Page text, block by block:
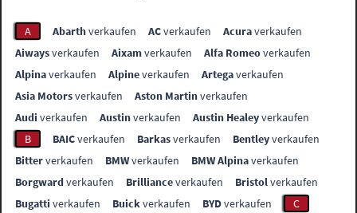
A Abarthverkaufen ACverkaufen Acuraverkaufen
Aiwaysverkaufen Aixamverkaufen Alfa Romeoverkaufen
Alpinaverkaufen Alpineverkaufen Artegaverkaufen
Asia Motorsverkaufen Aston Martinverkaufen
Audi verkaufen Austinverkaufen Austin Healeyverkaufen
B
BAICverkaufen Barkasverkaufen Bentleyverkaufen
Bitterverkaufen BMWverkaufen BMW Alpinaverkaufen
Borgwardverkaufen Brillianceverkaufen Bristolverkaufen
Bugatti verkaufen Buickverkaufen BYDverkaufen C